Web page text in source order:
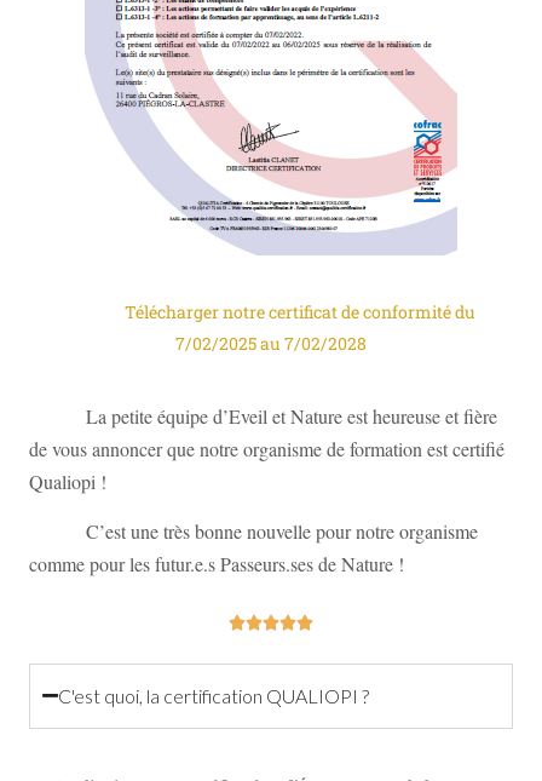
Télécharger notre certificat de conformité du
7/02/2025 au 7/02/2028
La petite équipe d’Eveil et Nature est heureuse et fière
de vous annoncer que notre organisme de formation est certifié
Qualiopi !
C’est une très bonne nouvelle pour notre organisme
comme pour les futur.e.s Passeurs.ses de Nature !

C'est quoi, la certification QUALIOPI ?